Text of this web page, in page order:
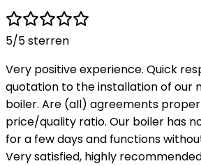
5/5 sterren
Very positive experience. Quick
quotation to the installation of our
boiler. Are (all) agreements
price/quality ratio. Our boiler has
for a few days and functions
Very satisfied, highly